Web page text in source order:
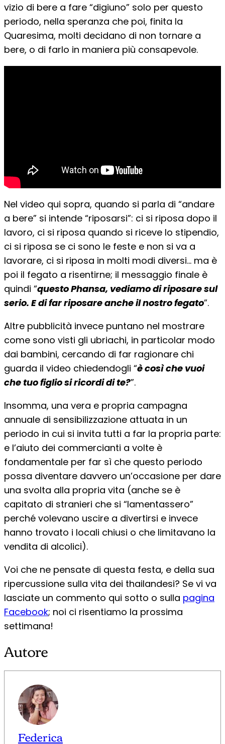
vizio di bere a fare “digiuno” solo per questo
periodo, nella speranza che poi, finita la
Quaresima, molti decidano di non tornare a
bere, o di farlo in maniera più consapevole.
Nel video qui sopra, quando si parla di “andare
a bere” si intende “riposarsi”: ci si riposa dopo il
lavoro, ci si riposa quando si riceve lo stipendio,
ci si riposa se ci sono le feste e non si va a
lavorare, ci si riposa in molti modi diversi… ma è
poi il fegato a risentirne; il messaggio finale è
quindi “questo Phansa, vediamo di riposare sul
serio. E di far riposare anche il nostro fegato”.
Altre pubblicità invece puntano nel mostrare
come sono visti gli ubriachi, in particolar modo
dai bambini, cercando di far ragionare chi
guarda il video chiedendogli “è così che vuoi
che tuo figlio si ricordi di te?”.
Insomma, una vera e propria campagna
annuale di sensibilizzazione attuata in un
periodo in cui si invita tutti a far la propria parte:
e l’aiuto dei commercianti a volte è
fondamentale per far sì che questo periodo
possa diventare davvero un’occasione per dare
una svolta alla propria vita (anche se è
capitato di stranieri che si “lamentassero”
perché volevano uscire a divertirsi e invece
hanno trovato i locali chiusi o che limitavano la
vendita di alcolici).
Voi che ne pensate di questa festa, e della sua
ripercussione sulla vita dei thailandesi? Se vi va
lasciate un commento qui sotto o sulla pagina
Facebook; noi ci risentiamo la prossima
settimana!
Autore
Federica